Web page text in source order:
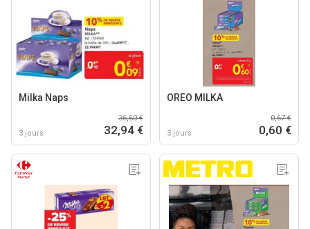
Milka Naps
3 jours
36,60 €
32,94 €
OREO MILKA
3 jours
0,67 €
0,60 €